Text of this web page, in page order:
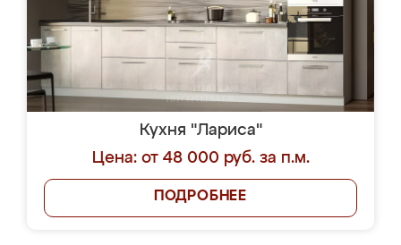
Кухня "Лариса"
Цена: от 48 000 руб. за п.м.
ПОДРОБНЕЕ